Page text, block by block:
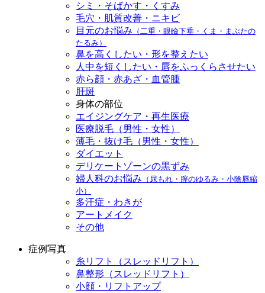
シミ・そばかす・くすみ
毛穴・肌質改善・ニキビ
目元のお悩み （二重・眼瞼下垂・くま・まぶたの
たるみ）
鼻を高くしたい・形を整えたい
人中を短くしたい・唇をふっくらさせたい
赤ら顔・赤あざ・血管腫
肝斑
身体の部位
エイジングケア・再生医療
医療脱毛（男性・女性）
薄毛・抜け毛（男性・女性）
ダイエット
デリケートゾーンの黒ずみ
婦人科のお悩み （尿もれ・膣のゆるみ・小陰唇縮
小）
多汗症・わきが
アートメイク
その他
症例写真
糸リフト（スレッドリフト）
鼻整形（スレッドリフト）
小顔・リフトアップ